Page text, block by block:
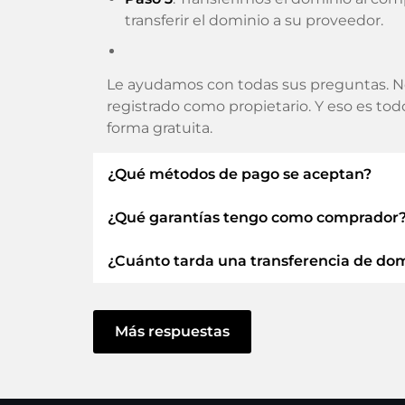
transferir el dominio a su proveedor.
Le ayudamos con todas sus preguntas.
registrado como propietario. Y eso es
forma gratuita.
¿Qué métodos de pago se aceptan?
Utilizamos SEPA como prepago y
¿Qué garantías tengo como
Siempre le garantizamos como
Dominio.
Recuperarás tudinero
¿Cuánto tarda una transferencia de
La transferencia de dominio a un nuevo
actúe sin demora y no haya problemas
Más respuestas